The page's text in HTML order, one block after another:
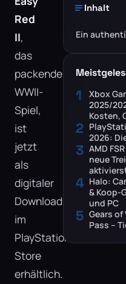
Red
II,
das
packende
WWII-
Spiel,
ist
jetzt
als
digitaler
Download
im
PlayStation
Store
erhältlich.
Inhalt
Ein
1
Xbox
2025/
Kosten,
2
2026:
3 AMD
neue
4 Halo:
& Koop-
und PC
5 Gears of
Pass –